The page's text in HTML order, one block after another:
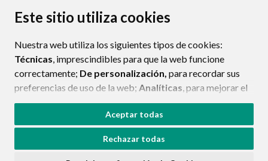
Este sitio utiliza cookies
Nuestra web utiliza los siguientes tipos de cookies:
Técnicas, imprescindibles para que la web funcione
correctamente; De personalización, para recordar sus
preferencias de uso de la web; Analíticas, para mejorar el
funcionamiento de la web y sus servicios.
Si acepta pulsando el botón“Aceptar todas”
consideramos que acepta su uso. Si pulsa el botón
Aceptar todas
Rechazar todas
PROTECCIÓN DE DATOS
POLÍTICA DE COOKIES
ENLACE EXTERNO AL